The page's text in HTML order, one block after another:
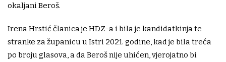
okaljani Beroš.
Irena Hrstić članica je HDZ-a i bila je kandidatkinja te
stranke za županicu u Istri 2021. godine, kad je bila treća
po broju glasova, a da Beroš nije uhićen, vjerojatno bi